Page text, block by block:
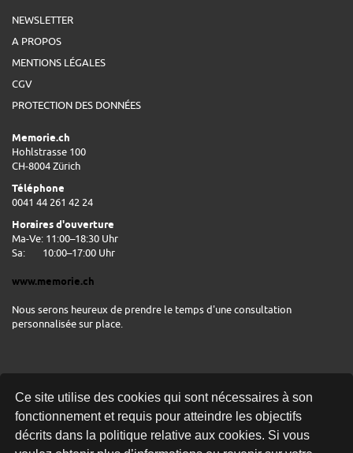
Ce site utilise des cookies qui sont nécessaires à son
fonctionnement et requis pour atteindre les objectifs
décrits dans la politique relative aux cookies. Si vous
NEWSLETTER
A PROPOS
MENTIONS LÉGALES
CGV
PROTECTION DES DONNÉES
Memorie.ch
Hohlstrasse 100
CH-8004 Zürich
Téléphone
0041 44 261 42 24
Horaires d'ouverture
Ma-Ve: 11:00–18:30 Uhr
Sa:
10:00–17:00 Uhr
www.memorie.ch
Nous serons heureux de prendre le temps d'une consultation
personnalisée sur place.